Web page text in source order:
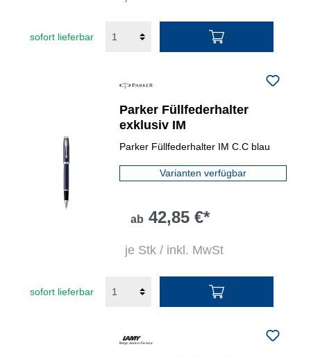
sofort lieferbar
Parker Füllfederhalter
exklusiv IM
Parker Füllfederhalter IM C.C blau
Varianten verfügbar
ab 42,85 €*
je Stk / inkl. MwSt
sofort lieferbar